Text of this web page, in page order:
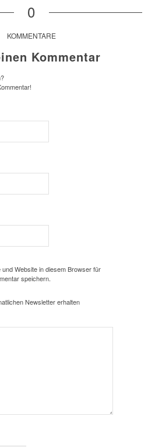
0
KOMMENTARE
Kommentar
Website in diesem Browser für
speichern.
Newsletter erhalten